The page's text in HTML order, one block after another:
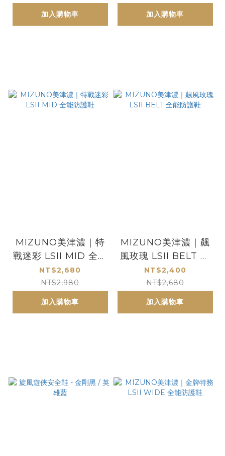
加入購物車 加入購物車
MIZUNO美津濃｜特
戰迷彩 LSII MID 全能
防護鞋
NT$2,680
NT$2,980
加入購物車
MIZUNO美津濃｜飆
風玫瑰 LSII BELT 全
能防護鞋
NT$2,400
NT$2,680
加入購物車